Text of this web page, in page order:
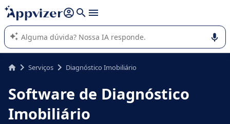
de nossa IA (várias linhas com
A IA do Appvizer o orienta no uso ou na seleção de software
SaaS para sua empresa.
Serviços Diagnóstico Imobiliário
Software de Diagnóstico
Imobiliário